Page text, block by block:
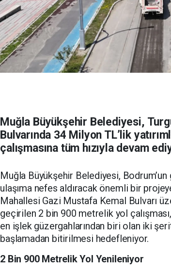
Muğla Büyükşehir Belediyesi,
Bulvarında 34 Milyon TL’lik
çalışmasına tüm hızıyla devam
Muğla Büyükşehir Belediyesi,
ulaşıma nefes aldıracak önemli bir
Mahallesi Gazi Mustafa Kemal Bulvarı
geçirilen 2 bin 900 metrelik yol
en işlek güzergahlarından biri olan iki
başlamadan bitirilmesi hedefleniyor.
2 Bin 900 Metrelik Yol Yenileniyor